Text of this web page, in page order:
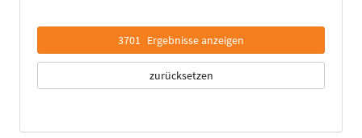
3701 Ergebnisse anzeigen
zurücksetzen